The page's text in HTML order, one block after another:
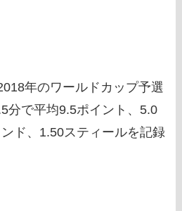
年のワールドカップ予選
分で平均9.5ポイント、5.0
ド、1.50スティールを記録